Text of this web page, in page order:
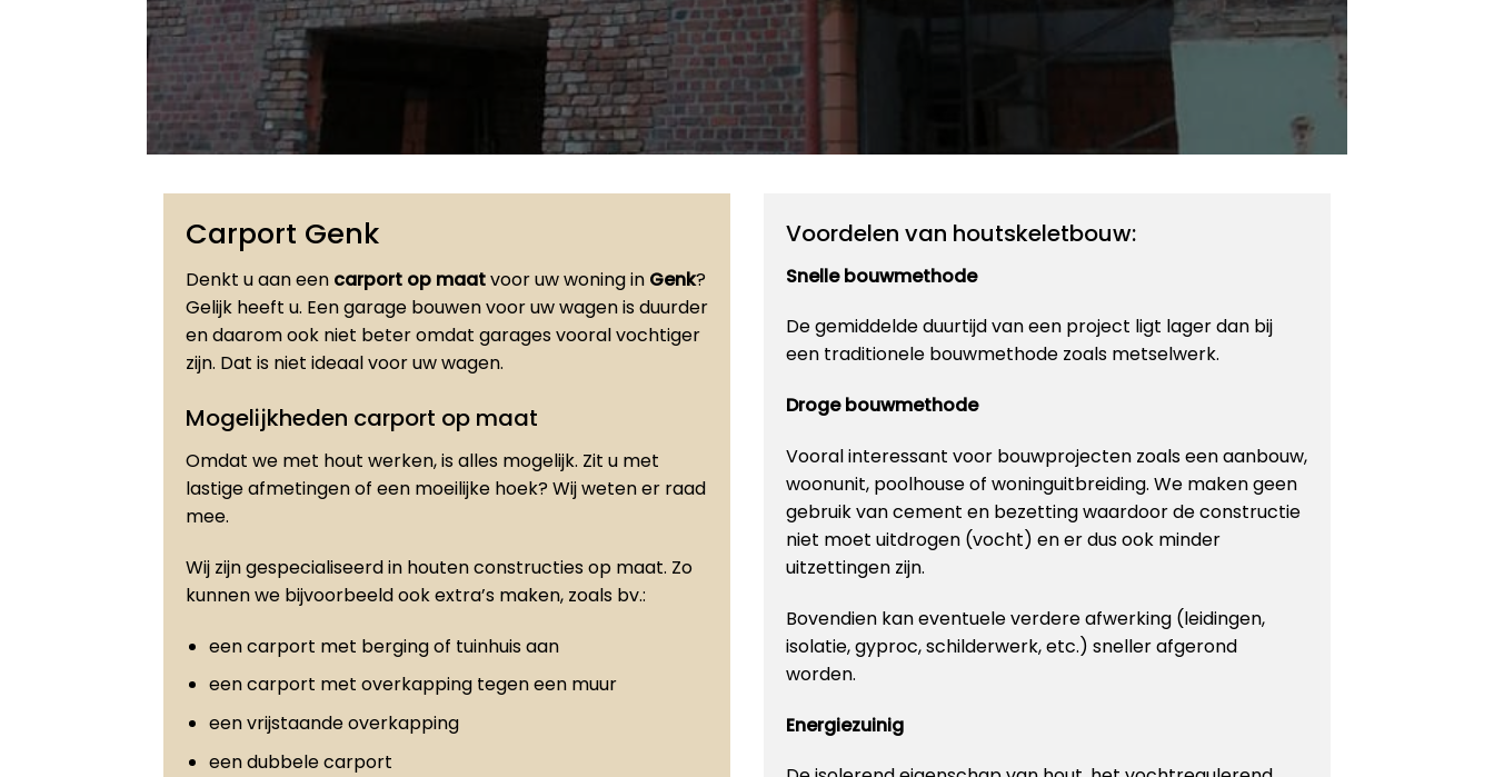
Carport Genk
Denkt u aan een carport op maatvoor uw woning in Genk?
Gelijk heeft u. Een garage bouwen voor uw wagen is duurder
en daarom ook niet beter omdat garages vooral vochtiger
zijn. Dat is niet ideaal voor uw wagen.
Mogelijkheden carport op maat
Omdat we met hout werken, is alles mogelijk. Zit u met
lastige afmetingen of een moeilijke hoek? Wij weten er raad
mee.
Wij zijn gespecialiseerd in houten constructies op maat. Zo
kunnen we bijvoorbeeld ook extra’s maken, zoals bv.:
een carport met berging of tuinhuis aan
een carport met overkapping tegen een muur
een vrijstaande overkapping
een dubbele carport
Voordelen van houtskeletbouw:
Snelle bouwmethode
De gemiddelde duurtijd van een project ligt lager dan bij
een traditionele bouwmethode zoals metselwerk.
Droge bouwmethode
Vooral interessant voor bouwprojecten zoals een aanbouw,
woonunit, poolhouse of woninguitbreiding. We maken geen
gebruik van cement en bezetting waardoor de constructie
niet moet uitdrogen (vocht) en er dus ook minder
uitzettingen zijn.
Bovendien kan eventuele verdere afwerking (leidingen,
isolatie, gyproc, schilderwerk, etc.) sneller afgerond
worden.
Energiezuinig